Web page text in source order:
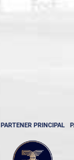
PARTENER PRINCIPAL